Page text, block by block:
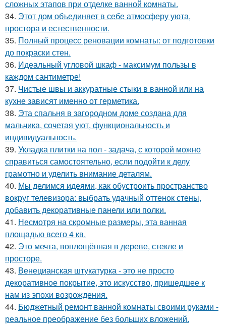
сложных этапов при отделке ванной комнаты.
34. Этот дом объединяет в себе атмосферу уюта,
простора и естественности.
35. Полный процесс реновации комнаты: от подготовки
до покраски стен.
36. Идеальный угловой шкаф - максимум пользы в
каждом сантиметре!
37. Чистые швы и аккуратные стыки в ванной или на
кухне зависят именно от герметика.
38. Эта спальня в загородном доме создана для
мальчика, сочетая уют, функциональность и
индивидуальность.
39. Укладка плитки на пол - задача, с которой можно
справиться самостоятельно, если подойти к делу
грамотно и уделить внимание деталям.
40. Мы делимся идеями, как обустроить пространство
вокруг телевизора: выбрать удачный оттенок стены,
добавить декоративные панели или полки.
41. Несмотря на скромные размеры, эта ванная
площадью всего 4 кв.
42. Это мечта, воплощённая в дереве, стекле и
просторе.
43. Венецианская штукатурка - это не просто
декоративное покрытие, это искусство, пришедшее к
нам из эпохи возрождения.
44. Бюджетный ремонт ванной комнаты своими руками -
реальное преображение без больших вложений.